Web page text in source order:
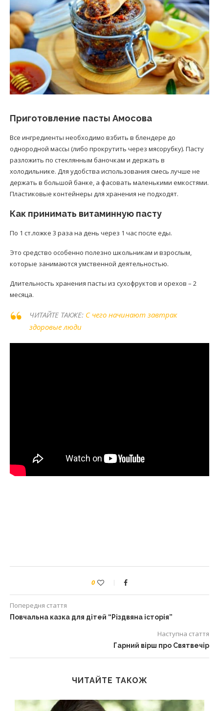
Приготовление пасты Амосова
Все ингредиенты необходимо взбить в блендере до
однородной массы (либо прокрутить через мясорубку). Пасту
разложить по стеклянным баночкам и держать в
холодильнике. Для удобства использования смесь лучше не
держать в большой банке, а фасовать маленькими емкостями.
Пластиковые контейнеры для хранения не подходят.
Как принимать витаминную пасту
По 1 ст.ложке 3 раза на день через 1 час после еды.
Это средство особенно полезно школьникам и взрослым,
которые занимаются умственной деятельностью.
Длительность хранения пасты из сухофруктов и орехов – 2
месяца.
ЧИТАЙТЕ ТАКЖЕ: С чего начинают завтрак
здоровые люди
0
Попередня стаття
Повчальна казка для дітей “Різдвяна історія”
Наступна стаття
Гарний вірш про Святвечір
ЧИТАЙТЕ ТАКОЖ